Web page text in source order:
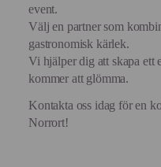
event.
Välj en partner som
gastronomisk kärlek.
Vi hjälper dig att skapa ett
kommer att glömma.
Kontakta oss idag för en
Norrort!